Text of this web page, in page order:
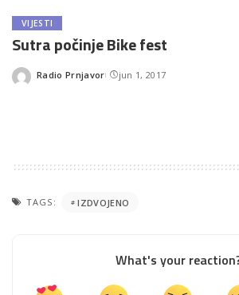
VIJESTI
Sutra počinje Bike fest
Posted
Radio Prnjavor jun 1, 2017
TAGS: IZDVOJENO
What's your